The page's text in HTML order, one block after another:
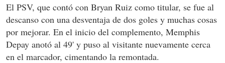
El PSV, que contó con Bryan Ruiz como titular, se fue al
descanso con una desventaja de dos goles y muchas cosas
por mejorar. En el inicio del complemento, Memphis
Depay anotó al 49' y puso al visitante nuevamente cerca
en el marcador, cimentando la remontada.